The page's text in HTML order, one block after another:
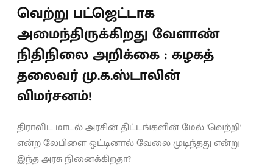
வெற்று பட்ஜெட்டாக
அமைந்திருக்கிறது வேளாண்
நிதிநிலை அறிக்கை : கழகத்
தலைவர் மு.க.ஸ்டாலின்
விமர்சனம்!
திராவிட மாடல் அரசின் திட்டங்களின் மேல் 'வெற்றி'
என்ற லேபிளை ஒட்டினால் வேலை முடிந்தது என்று
இந்த அரசு நினைக்கிறதா?